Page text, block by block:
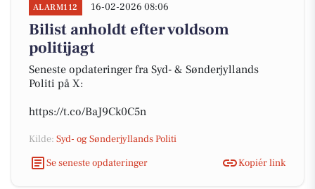
ALARM112 16-02-2026 08:06
Bilist anholdt efter voldsom
politijagt
Seneste opdateringer fra Syd- & Sønderjyllands
Politi på X:
https://t.co/BaJ9Ck0C5n
Kilde: Syd- og Sønderjyllands Politi
Se seneste opdateringer
Kopiér link